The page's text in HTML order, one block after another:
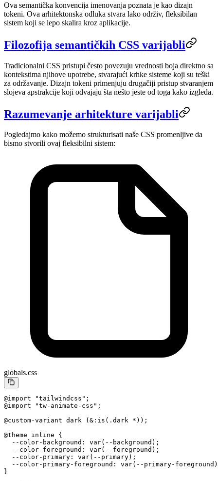
Ova semantička konvencija imenovanja poznata je kao dizajn
tokeni. Ova arhitektonska odluka stvara lako održiv, fleksibilan
sistem koji se lepo skalira kroz aplikacije.
Filozofija semantičkih CSS varijabli
Tradicionalni CSS pristupi često povezuju vrednosti boja direktno sa
kontekstima njihove upotrebe, stvarajući krhke sisteme koji su teški
za održavanje. Dizajn tokeni primenjuju drugačiji pristup stvaranjem
slojeva apstrakcije koji odvajaju šta nešto jeste od toga kako izgleda.
Razumevanje arhitekture varijabli
Pogledajmo kako možemo strukturisati naše CSS promenljive da
bismo stvorili ovaj fleksibilni sistem:
globals.css
@import "tailwindcss" ;
@import "tw-animate-css" ;
@custom-variant dark (&:is(.dark *));
@theme inline {
  --color-background: var(--background);
  --color-foreground: var(--foreground);
  --color-primary: var(--primary);
--color-primary-foreground: var(--primary-
}